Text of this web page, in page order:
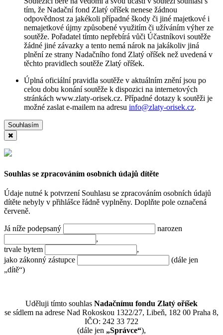
tím, že Nadační fond Zlatý oříšek nenese žádnou
odpovědnost za jakékoli případné škody či jiné majetkové i
nemajetkové újmy způsobené využitím či užíváním výher ze
soutěže. Pořadatel tímto nepřebírá vůči Účastníkovi soutěže
žádné jiné závazky a tento nemá nárok na jakákoliv jiná
plnění ze strany Nadačního fond Zlatý oříšek než uvedená v
těchto pravidlech soutěže Zlatý oříšek.
Úplná oficiální pravidla soutěže v aktuálním znění jsou po
celou dobu konání soutěže k dispozici na internetových
stránkách www.zlaty-orisek.cz. Případné dotazy k soutěži je
možné zaslat e-mailem na adresu info@zlaty-orisek.cz.
Souhlasím
Souhlas se zpracováním osobních údajů dítěte
Údaje nutné k potvrzení Souhlasu se zpracováním osobních údajů
dítěte nebyly v přihlášce řádně vyplněny. Doplňte pole označená
červeně.
Já níže podepsaný
narozen
,
trvale bytem
,
jako zákonný zástupce
(dále jen
„dítě“)
Uděluji tímto souhlas Nadačnímu fondu Zlatý oříšek
se sídlem na adrese Nad Rokoskou 1322/27, Libeň, 182 00 Praha 8,
IČO: 242 33 722
(dále jen „Správce“),